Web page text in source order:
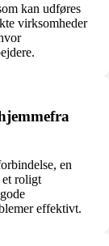
kan udføres
virksomheder
en
et roligt
effektivt.